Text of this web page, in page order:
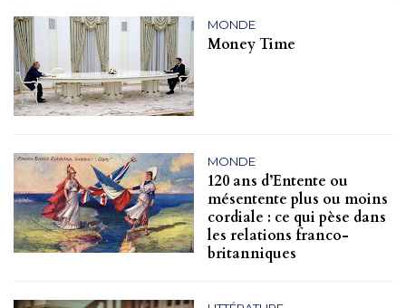
MONDE
Money Time
MONDE
120 ans d’Entente ou
mésentente plus ou moins
cordiale : ce qui pèse dans
les relations franco-
britanniques